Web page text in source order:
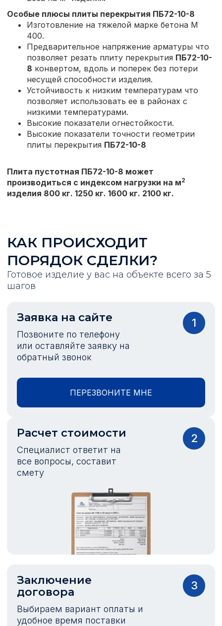
Особые плюсы плиты перекрытия ПБ72-10-8
Изготовление на тяжелой марке бетона М
400.
Предварительное напряжение арматуры что
позволяет резать плиту перекрытия ПБ72-10-
8 конвертом, вдоль и поперек без потери
несущей способности изделия.
Устойчивость к низким температурам что
позволяет использовать ее в районах с
низкими температурами.
Высокие показатели огнестойкости.
Высокие показатели точности геометрии
плиты перекрытия ПБ72-10-8
Плита пустотная ПБ72-10-8 может
производиться с индексом нагрузки на м2
изделия 800 кг. 1250 кг. 1600 кг. 2100 кг.
КАК ПРОИСХОДИТ
ПОРЯДОК СДЕЛКИ?
Готовое изделие у вас на объекте всего за 5
шагов
Заявка на сайте
Позвоните по телефону
или оставляйте заявку на
обратный звонок
1
ПЕРЕЗВОНИТЕ МНЕ
Расчет стоимости
Специалист ответит на
все вопросы, составит
смету
2
Заключение
договора
Выбираем вариант оплаты и
удобное время поставки
3